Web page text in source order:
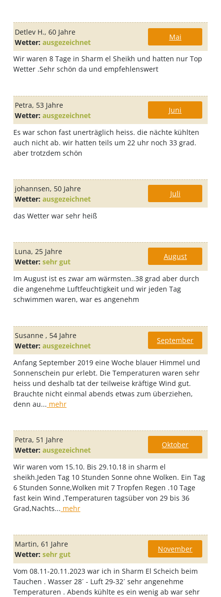
Detlev H., 60 Jahre
Mai
Wetter: ausgezeichnet
Wir waren 8 Tage in Sharm el Sheikh und hatten nur Top
Wetter .Sehr schön da und empfehlenswert
Petra, 53 Jahre
Juni
Wetter: ausgezeichnet
Es war schon fast unerträglich heiss. die nächte kühlten
auch nicht ab. wir hatten teils um 22 uhr noch 33 grad.
aber trotzdem schön
johannsen, 50 Jahre
Juli
Wetter: ausgezeichnet
das Wetter war sehr heiß
Luna, 25 Jahre
August
Wetter: sehr gut
Im August ist es zwar am wärmsten..38 grad aber durch
die angenehme Luftfeuchtigkeit und wir jeden Tag
schwimmen waren, war es angenehm
Susanne , 54 Jahre
September
Wetter: ausgezeichnet
Anfang September 2019 eine Woche blauer Himmel und
Sonnenschein pur erlebt. Die Temperaturen waren sehr
heiss und deshalb tat der teilweise kräftige Wind gut.
Brauchte nicht einmal abends etwas zum überziehen,
denn au... mehr
Petra, 51 Jahre
Oktober
Wetter: ausgezeichnet
Wir waren vom 15.10. Bis 29.10.18 in sharm el
sheikh.Jeden Tag 10 Stunden Sonne ohne Wolken. Ein Tag
6 Stunden Sonne,Wolken mit 7 Tropfen Regen .10 Tage
fast kein Wind ,Temperaturen tagsüber von 29 bis 36
Grad,Nachts... mehr
Martin, 61 Jahre
November
Wetter: sehr gut
Vom 08.11-20.11.2023 war ich in Sharm El Scheich beim
Tauchen . Wasser 28´ - Luft 29-32´ sehr angenehme
Temperaturen . Abends kühlte es ein wenig ab war sehr